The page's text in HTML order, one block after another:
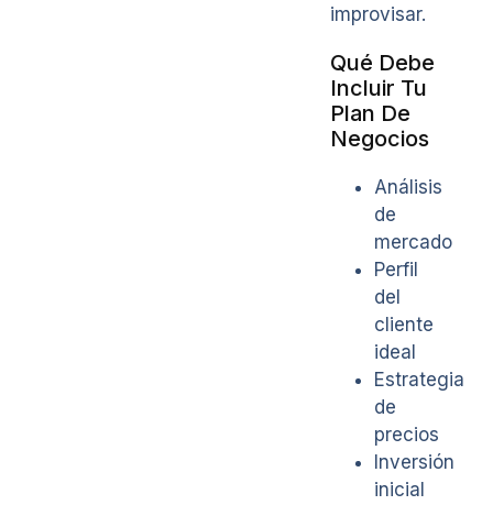
improvisar.
Qué Debe
Incluir Tu
Plan De
Negocios
Análisis
de
mercado
Perfil
del
cliente
ideal
Estrategia
de
precios
Inversión
inicial